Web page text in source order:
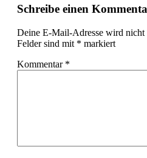
Schreibe einen
Deine E-Mail-Adresse wird
Felder sind mit * markiert
Kommentar *